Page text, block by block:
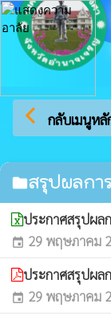
arrow_back_ios กลับเมนูหลั
folderสรุปผลกา
ประกาศสรุปผล
event 29 พฤษภาคม
ประกาศสรุปผล
event 29 พฤษภาคม